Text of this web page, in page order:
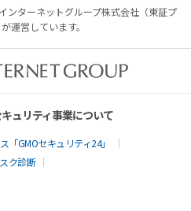
ンターネットグループ株式会社（東証プ
運営しています。
ュリティ事業について
GMOセキュリティ24」
ク診断